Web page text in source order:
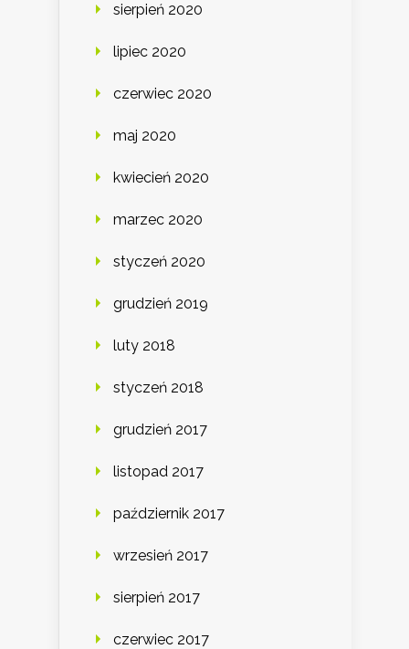
sierpień 2020
lipiec 2020
czerwiec 2020
maj 2020
kwiecień 2020
marzec 2020
styczeń 2020
grudzień 2019
luty 2018
styczeń 2018
grudzień 2017
listopad 2017
październik 2017
wrzesień 2017
sierpień 2017
czerwiec 2017